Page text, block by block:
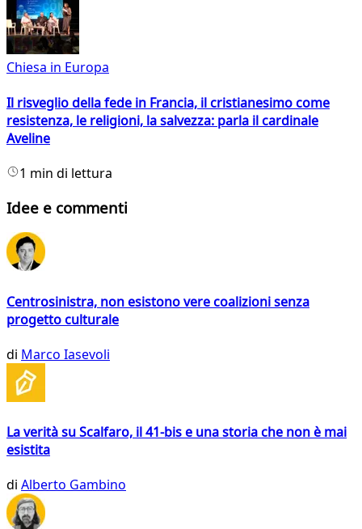
Chiesa in Europa
Il risveglio della fede in Francia, il cristianesimo come
resistenza, le religioni, la salvezza: parla il cardinale
Aveline
1 min di lettura
Idee e commenti
Centrosinistra, non esistono vere coalizioni senza
progetto culturale
di Marco Iasevoli
La verità su Scalfaro, il 41-bis e una storia che non è mai
esistita
di Alberto Gambino